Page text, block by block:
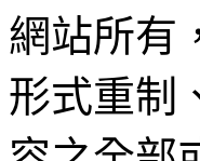
網站所有
形式重制